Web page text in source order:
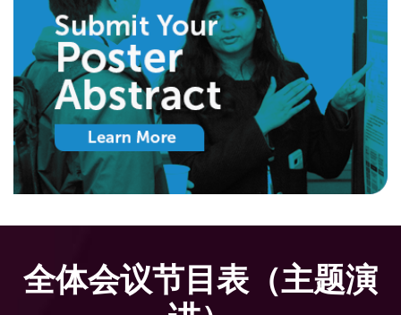
全体会议节目表（主题演